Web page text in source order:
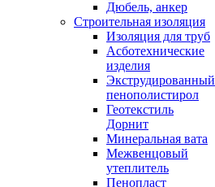
Дюбель, анкер
Строительная изоляция
Изоляция для труб
Асботехнические
изделия
Экструдированный
пенополистирол
Геотекстиль
Дорнит
Минеральная вата
Межвенцовый
утеплитель
Пенопласт